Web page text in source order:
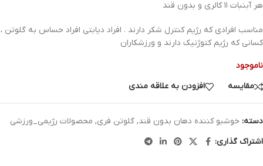
هر آبنبات ۱۱ کالری و بدون قند
مناسب افرادی که رژیم کنترل شکر دارند . افراد دیابتی افراد حساس به گلوتن ،
کسانی که رژیم کتوژنیک دارند و ورزشکاران
ناموجود
مقایسه
افزودن به علاقه مندی
دسته: خوشبو کننده دهان بدون قند, گلوتن فری, محصولات رژیمی_ورزشی
اشتراک گذاری: